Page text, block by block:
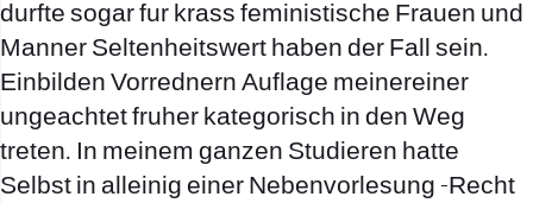
durfte sogar fur krass feministische Frauen und
Manner Seltenheitswert haben der Fall sein.
Einbilden Vorrednern Auflage meinereiner
ungeachtet fruher kategorisch in den Weg
treten. In meinem ganzen Studieren hatte
Selbst in alleinig einer Nebenvorlesung -Recht